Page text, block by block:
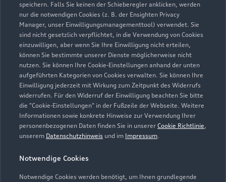
speichern. Falls Sie keinen der Schieberegler anklicken, werden
nur die notwendigen Cookies (z. B. der Ensighten Privacy
Manager, unser Einwilligungsmanagementtool) verwendet. Sie
sind nicht gesetzlich verpflichtet, in die Verwendung von Cookies
einzuwilligen, aber wenn Sie Ihre Einwilligung nicht erteilen,
können Sie bestimmte unserer Dienste möglicherweise nicht
nutzen. Sie können Ihre Cookie-Einstellungen anhand der unten
aufgeführten Kategorien von Cookies verwalten. Sie können Ihre
Einwilligung jederzeit mit Wirkung zum Zeitpunkt des Widerrufs
widerrufen. Für den Widerruf der Einwilligung beachten Sie bitte
die "Cookie-Einstellungen" in der Fußzeile der Webseite. Weitere
Informationen sowie konkrete Hinweise zur Verwendung Ihrer
personenbezogenen Daten finden Sie in unserer Cookie Richtlinie,
unserem Datenschutzhinweis und im Impressum.
Notwendige Cookies
Notwendige Cookies werden benötigt, um Ihnen grundlegende
Damit Ihr Audi auch im Sommer glänzt: die
passende Pflege in einer Tasche.
Zur Audi Shopping World